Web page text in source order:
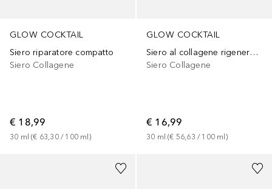
GLOW COCKTAIL
Siero riparatore compatto
Siero Collagene
€ 18,99
30 ml (€ 63,30 / 100 ml )
GLOW COCKTAIL
Siero al collagene rigenerante e idratante - Edizione limitata
Siero Collagene
€ 16,99
30 ml (€ 56,63 / 100 ml )